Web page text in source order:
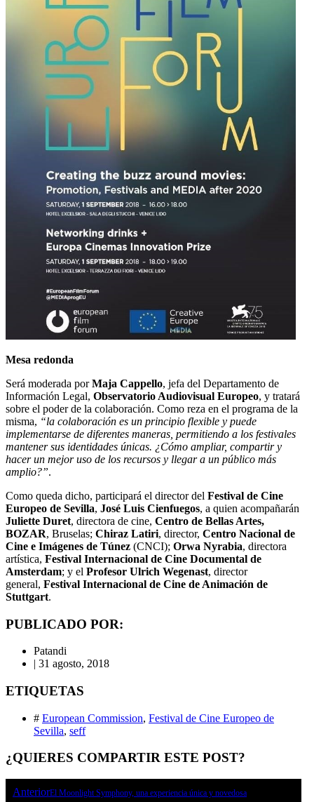
Mesa redonda
Será moderada porMaja Cappello, jefa del Departamento de
Información Legal, Observatorio Audiovisual Europeo, y tratará
sobre el poder de la colaboración. Como reza en el programa de la
misma, “la colaboración es un principio flexible y puede
implementarse de diferentes maneras, permitiendo a los festivales
mantener sus identidades únicas. ¿Cómo ampliar, compartir y
hacer un mejor uso de los recursos y llegar a un público más
amplio?”.
Como queda dicho, participará el director del Festival de Cine
Europeo de Sevilla, José Luis Cienfuegos, a quien acompañarán
Juliette Duret, directora de cine, Centro de Bellas Artes,
BOZAR, Bruselas; Chiraz Latiri, director, Centro Nacional de
Cine e Imágenes de Túnez (CNCI); Orwa Nyrabia, directora
artística, Festival Internacional de Cine Documental de
Amsterdam; y el Profesor Ulrich Wegenast, director
general, Festival Internacional de Cine de Animación de
Stuttgart.
PUBLICADO POR:
Patandi
| 31 agosto, 2018
ETIQUETAS
# European Commission, Festival de Cine Europeo de
Sevilla, seff
¿QUIERES COMPARTIR ESTE POST?
AnteriorEl Moonlight Symphony, una experiencia única y novedosa